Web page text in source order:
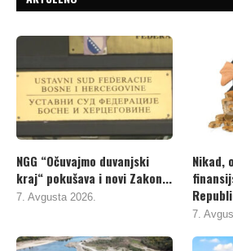
NGG “Očuvajmo duvanjski
kraj“ pokušava i novi Zakon...
7. Avgusta 2026.
Nikad,
7.